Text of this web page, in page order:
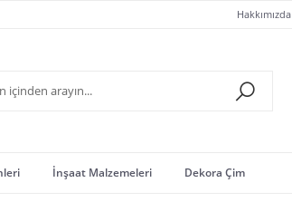
Hakkımızda
İnşaat Malzemeleri Dekora Çim